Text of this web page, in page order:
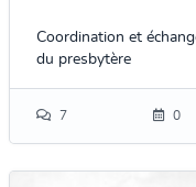
Coordination et
du presbytère
7 0